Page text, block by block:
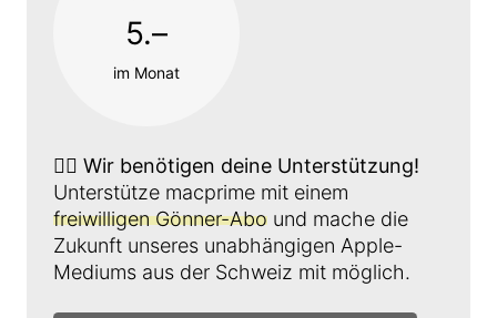
5.–
im Monat
👉🏼 Wir benötigen deine Unterstützung!
Unterstütze macprime mit einem
freiwilligen Gönner-Abo und mache die
Zukunft unseres unabhängigen Apple-
Mediums aus der Schweiz mit möglich.